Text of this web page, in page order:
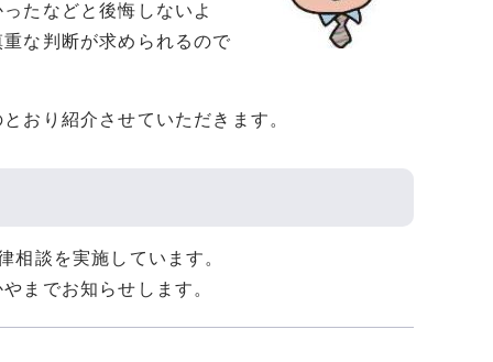
たなどと後悔しないよ
な判断が求められるので
おり紹介させていただきます。
相談を実施しています。
までお知らせします。